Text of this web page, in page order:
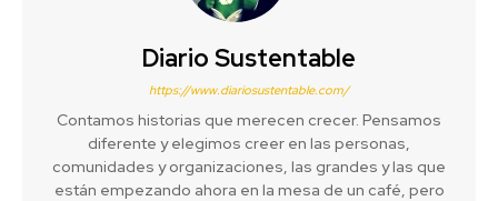
Diario Sustentable
https://www.diariosustentable.com/
Contamos historias que merecen crecer. Pensamos
diferente y elegimos creer en las personas,
comunidades y organizaciones, las grandes y las que
están empezando ahora en la mesa de un café, pero